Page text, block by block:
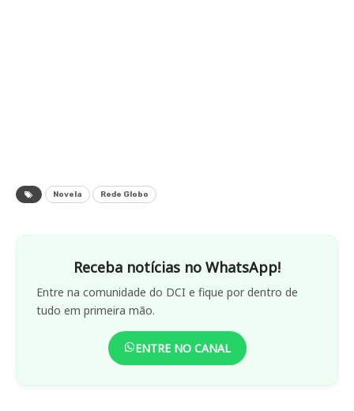
Novela Rede Globo
Receba notícias no WhatsApp!
Entre na comunidade do DCI e fique por dentro de
tudo em primeira mão.
ENTRE NO CANAL